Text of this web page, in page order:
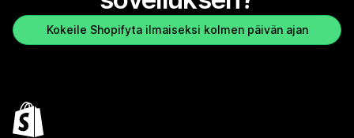
Kokeile Shopifyta ilmaiseksi kolmen päivän ajan